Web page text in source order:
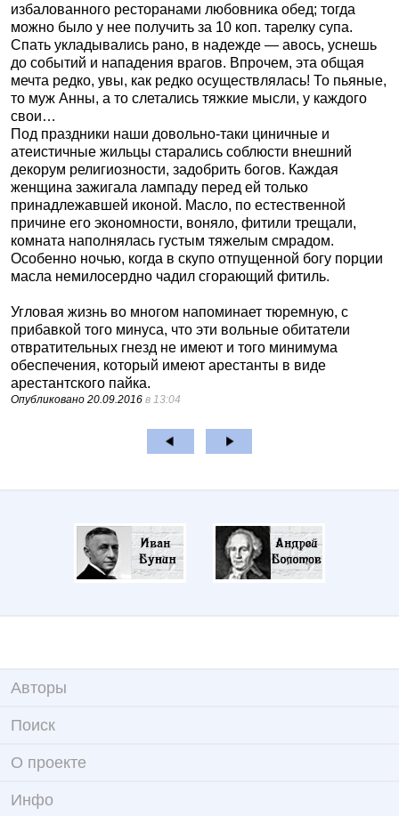
избалованного ресторанами любовника обед; тогда
можно было у нее получить за 10 коп. тарелку супа.
Спать укладывались рано, в надежде — авось, уснешь
до событий и нападения врагов. Впрочем, эта общая
мечта редко, увы, как редко осуществлялась! То пьяные,
то муж Анны, а то слетались тяжкие мысли, у каждого
свои…
Под праздники наши довольно-таки циничные и
атеистичные жильцы старались соблюсти внешний
декорум религиозности, задобрить богов. Каждая
женщина зажигала лампаду перед ей только
принадлежавшей иконой. Масло, по естественной
причине его экономности, воняло, фитили трещали,
комната наполнялась густым тяжелым смрадом.
Особенно ночью, когда в скупо отпущенной богу порции
масла немилосердно чадил сгорающий фитиль.
Угловая жизнь во многом напоминает тюремную, с
прибавкой того минуса, что эти вольные обитатели
отвратительных гнезд не имеют и того минимума
обеспечения, который имеют арестанты в виде
арестантского пайка.
Опубликовано 20.09.2016 в 13:04
Авторы
Поиск
О проекте
Инфо